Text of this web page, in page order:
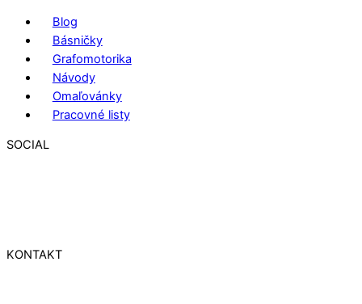
Blog
Básničky
Grafomotorika
Návody
Omaľovánky
Pracovné listy
SOCIAL
KONTAKT